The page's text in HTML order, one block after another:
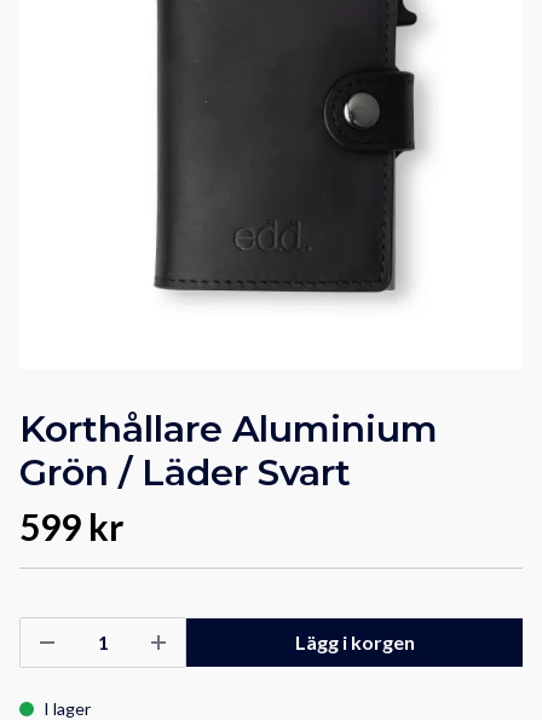
Korthållare Aluminium
Grön / Läder Svart
599 kr
Lägg i korgen
I lager